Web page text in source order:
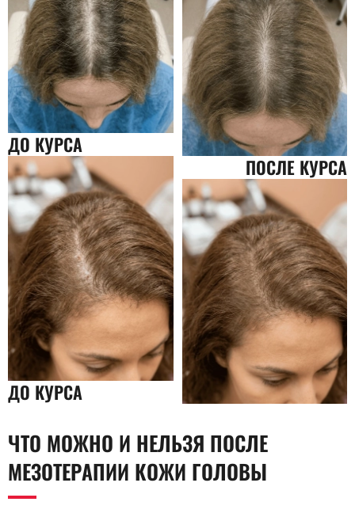
ДО КУРСА
ДО КУРСА
ПОСЛЕ КУРСА
ЧТО МОЖНО И НЕЛЬЗЯ ПОСЛЕ
МЕЗОТЕРАПИИ КОЖИ ГОЛОВЫ